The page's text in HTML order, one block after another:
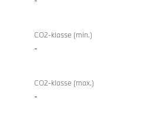
CO2-klasse (min.)
-
CO2-klasse (max.)
-